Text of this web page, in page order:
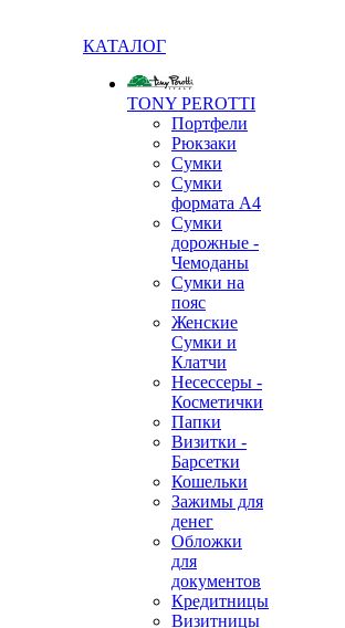
КАТАЛОГ
TONY PEROTTI
Портфели
Рюкзаки
Сумки
Сумки
формата А4
Сумки
дорожные -
Чемоданы
Сумки на
пояс
Женские
Сумки и
Клатчи
Несессеры -
Косметички
Папки
Визитки -
Барсетки
Кошельки
Зажимы для
денег
Обложки
для
документов
Кредитницы
Визитницы